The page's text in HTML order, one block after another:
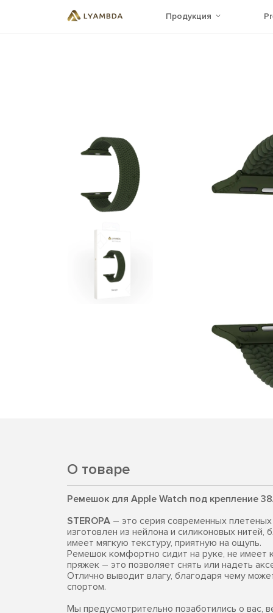
Продукция
О товаре
Ремешок для Apple Watch под крепление
STEROPA – это серия современных
изготовлен из нейлона и силиконовых
имеет мягкую текстуру, приятную на ощупь.
Ремешок комфортно сидит на руке, не имеет
пряжек – это позволяет снять или надеть
Отлично выводит влагу, благодаря чему
спортом.
Мы предусмотрительно позаботились о вас,